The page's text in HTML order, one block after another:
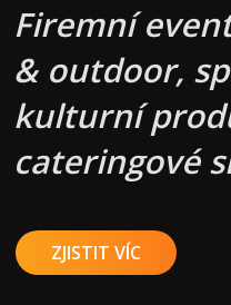
Firemní
& outdoor,
kulturní
cateringové
ZJISTIT VÍC